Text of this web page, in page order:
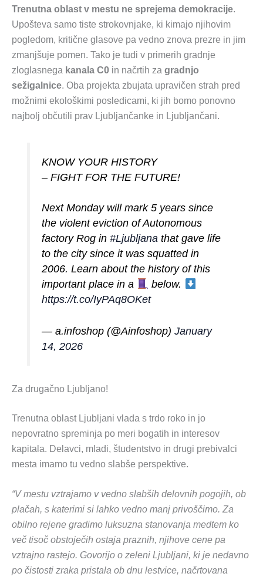
Trenutna oblast v mestu ne sprejema demokracije.
Upošteva samo tiste strokovnjake, ki kimajo njihovim
pogledom, kritične glasove pa vedno znova prezre in jim
zmanjšuje pomen. Tako je tudi v primerih gradnje
zloglasnega kanala C0 in načrtih za gradnjo
sežigalnice. Oba projekta zbujata upravičen strah pred
možnimi ekološkimi posledicami, ki jih bomo ponovno
najbolj občutili prav Ljubljančanke in Ljubljančani.
KNOW YOUR HISTORY
– FIGHT FOR THE FUTURE!
Next Monday will mark 5 years since
the violent eviction of Autonomous
factory Rog in#Ljubljana that gave life
to the city since it was squatted in
2006. Learn about the history of this
important place in a
below.
https://t.co/IyPAq8OKet
— a.infoshop (@Ainfoshop)January
14, 2026
Za drugačno Ljubljano!
Trenutna oblast Ljubljani vlada s trdo roko in jo
nepovratno spreminja po meri bogatih in interesov
kapitala. Delavci, mladi, študentstvo in drugi prebivalci
mesta imamo tu vedno slabše perspektive.
“V mestu vztrajamo v vedno slabših delovnih pogojih, ob
plačah, s katerimi si lahko vedno manj privoščimo. Za
obilno rejene gradimo luksuzna stanovanja medtem ko
več tisoč obstoječih ostaja praznih, njihove cene pa
vztrajno rastejo. Govorijo o zeleni Ljubljani, ki je nedavno
po čistosti zraka pristala ob dnu lestvice, načrtovana